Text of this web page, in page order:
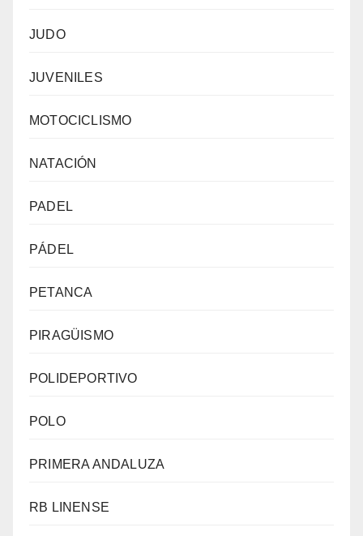
JUDO
JUVENILES
MOTOCICLISMO
NATACIÓN
PADEL
PÁDEL
PETANCA
PIRAGÜISMO
POLIDEPORTIVO
POLO
PRIMERA ANDALUZA
RB LINENSE